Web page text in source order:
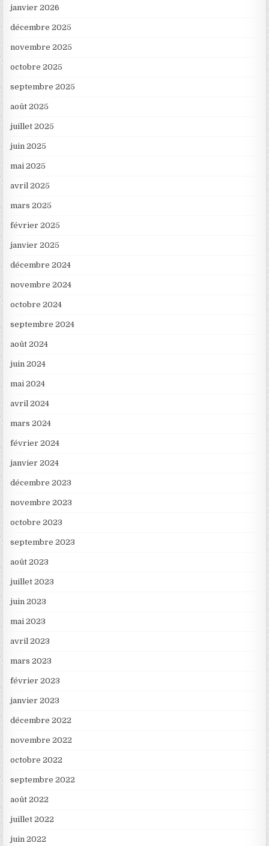
janvier 2026
décembre 2025
novembre 2025
octobre 2025
septembre 2025
août 2025
juillet 2025
juin 2025
mai 2025
avril 2025
mars 2025
février 2025
janvier 2025
décembre 2024
novembre 2024
octobre 2024
septembre 2024
août 2024
juin 2024
mai 2024
avril 2024
mars 2024
février 2024
janvier 2024
décembre 2023
novembre 2023
octobre 2023
septembre 2023
août 2023
juillet 2023
juin 2023
mai 2023
avril 2023
mars 2023
février 2023
janvier 2023
décembre 2022
novembre 2022
octobre 2022
septembre 2022
août 2022
juillet 2022
juin 2022